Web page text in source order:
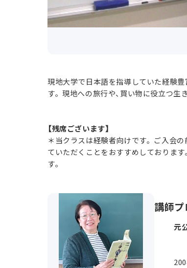
現地大学で日本語を指導していた経験豊
す。現地への旅行や、買い物に役立つ生
【残席ございます】
＊当クラスは経験者向けです。ご入会の
ていただくことをおすすめしております
す。
講師
元